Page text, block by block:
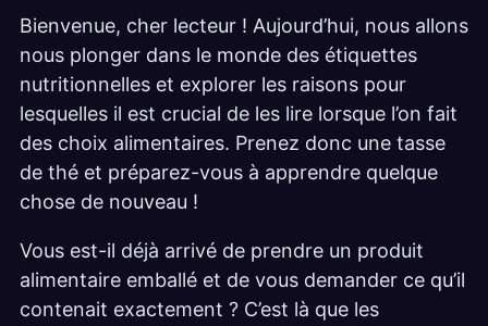
Bienvenue, cher lecteur ! Aujourd’hui, nous allons
nous plonger dans le monde des étiquettes
nutritionnelles et explorer les raisons pour
lesquelles il est crucial de les lire lorsque l’on fait
des choix alimentaires. Prenez donc une tasse
de thé et préparez-vous à apprendre quelque
chose de nouveau !
Vous est-il déjà arrivé de prendre un produit
alimentaire emballé et de vous demander ce qu’il
contenait exactement ? C’est là que les